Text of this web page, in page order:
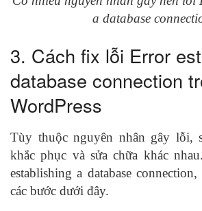
a database
3. Cách fix lỗi Error
database connection
WordPress
Tùy thuộc nguyên nhân gây lỗi,
khắc phục và sửa chữa khác
establishing a database
các bước dưới đây.